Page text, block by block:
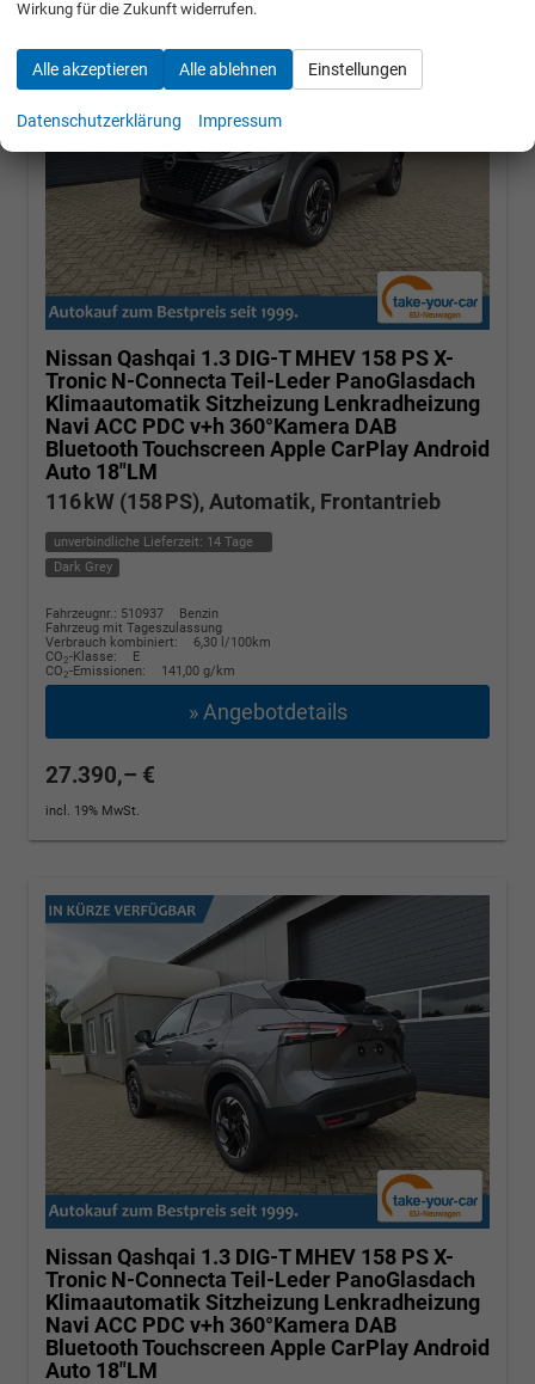
Nissan Qashqai 1.3 DIG-T MHEV 158 PS X-
Tronic N-Connecta Teil-Leder PanoGlasdach
Klimaautomatik Sitzheizung Lenkradheizung
Navi ACC PDC v+h 360°Kamera DAB
Bluetooth Touchscreen Apple CarPlay Android
Auto 18"LM
116 kW (158 PS), Automatik, Frontantrieb
unverbindliche Lieferzeit: 14 Tage
Dark Grey
Fahrzeugnr.: 510937
Benzin
Fahrzeug mit Tageszulassung
Verbrauch kombiniert:
6,30 l/100km
CO2-Klasse:
E
CO2-Emissionen: 141,00 g/km
» Angebotdetails
27.390,– €
incl. 19% MwSt.
Nissan Qashqai 1.3 DIG-T MHEV 158 PS X-
Tronic N-Connecta Teil-Leder PanoGlasdach
Klimaautomatik Sitzheizung Lenkradheizung
Navi ACC PDC v+h 360°Kamera DAB
Bluetooth Touchscreen Apple CarPlay Android
Auto 18"LM
Wirkung für die Zukunft widerrufen.
Alle akzeptieren Alle ablehnen Einstellungen
Datenschutzerklärung Impressum